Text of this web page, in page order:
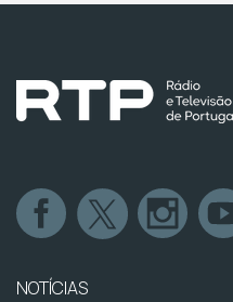
NOTÍCIAS